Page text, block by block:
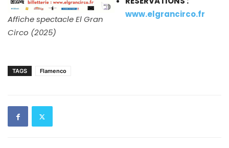
Affiche spectacle El Gran
Circo (2025)
www.elgrancirco.fr
TAGS Flamenco